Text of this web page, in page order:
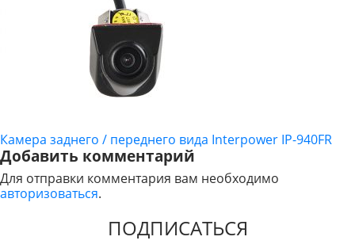
НАВИГАЦИЯ
ПО
ЗАПИСЯМ
Камера заднего / переднего вида Interpower IP-940FR
Добавить комментарий
Для отправки комментария вам необходимо
авторизоваться.
ПОДПИСАТЬСЯ